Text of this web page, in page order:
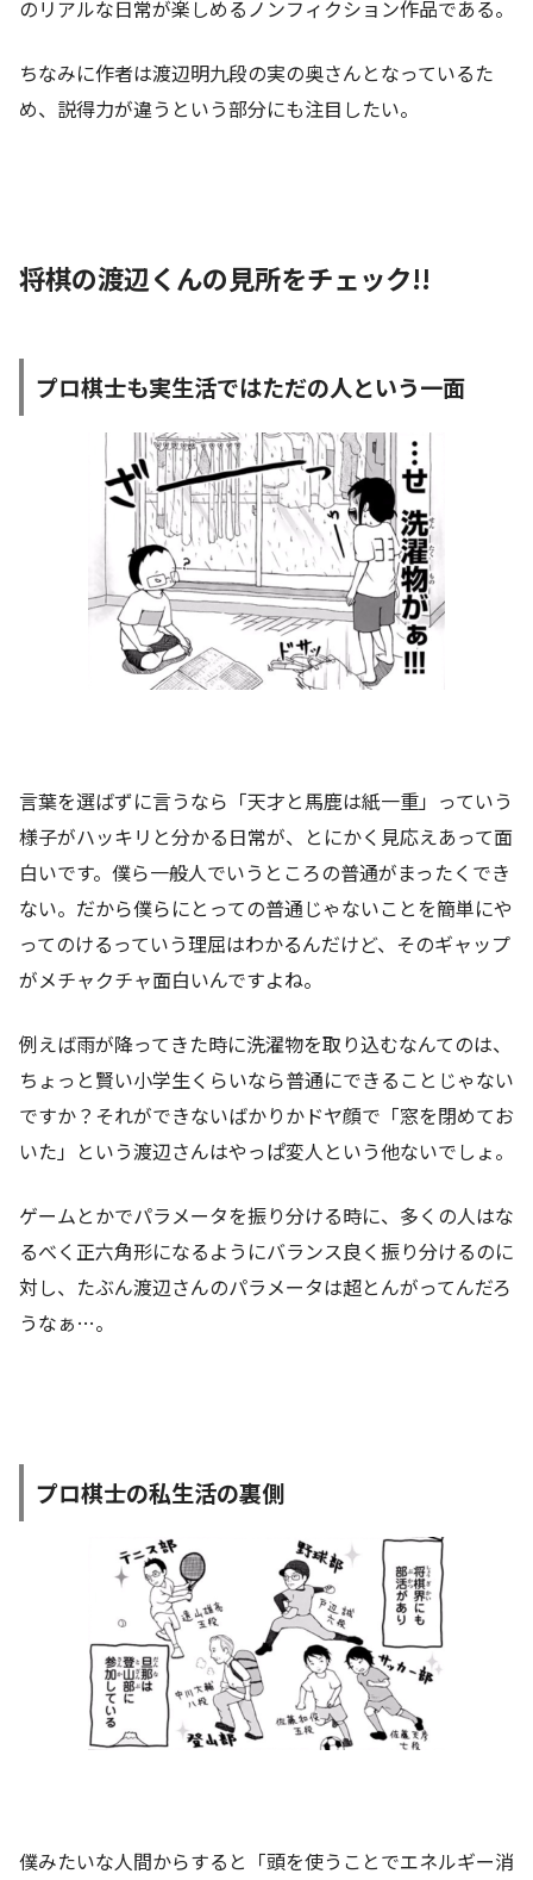
のリアルな日常が楽しめるノンフィクション作品である。
ちなみに作者は渡辺明九段の実の奥さんとなっているた
め、説得力が違うという部分にも注目したい。
将棋の渡辺くんの見所をチェック!!
プロ棋士も実生活ではただの人という一面
言葉を選ばずに言うなら「天才と馬鹿は紙一重」っていう
様子がハッキリと分かる日常が、とにかく見応えあって面
白いです。僕ら一般人でいうところの普通がまったくでき
ない。だから僕らにとっての普通じゃないことを簡単にや
ってのけるっていう理屈はわかるんだけど、そのギャップ
がメチャクチャ面白いんですよね。
例えば雨が降ってきた時に洗濯物を取り込むなんてのは、
ちょっと賢い小学生くらいなら普通にできることじゃない
ですか？それができないばかりかドヤ顔で「窓を閉めてお
いた」という渡辺さんはやっぱ変人という他ないでしょ。
ゲームとかでパラメータを振り分ける時に、多くの人はな
るべく正六角形になるようにバランス良く振り分けるのに
対し、たぶん渡辺さんのパラメータは超とんがってんだろ
うなぁ…。
プロ棋士の私生活の裏側
僕みたいな人間からすると「頭を使うことでエネルギー消